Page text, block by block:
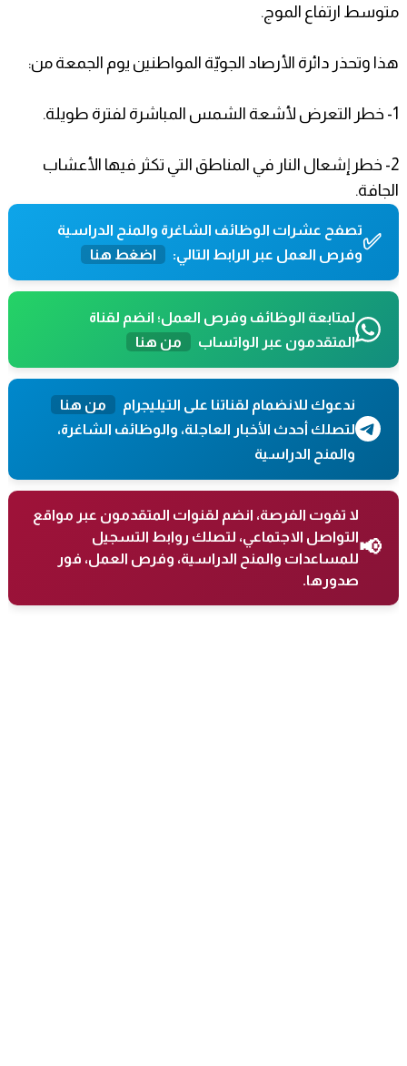
متوسط ارتفاع الموج.
هذا وتحذر دائرة الأرصاد الجويّة المواطنين يوم الجمعة من:
1- خطر التعرض لأشعة الشمس المباشرة لفترة طويلة.
2- خطر إشعال النار في المناطق التي تكثر فيها الأعشاب
الجافة.
✅تصفح عشرات الوظائف الشاغرة والمنح الدراسية
وفرص العمل عبر الرابط التالي:
اضغط هنا
لمتابعة الوظائف وفرص العمل؛ انضم لقناة
المتقدمون عبر الواتساب
من هنا
ندعوك للانضمام لقناتنا على التيليجرام
من هنا
لتصلك أحدث الأخبار العاجلة، والوظائف الشاغرة،
والمنح الدراسية
📢
لا تفوت الفرصة، انضم لقنوات المتقدمون عبر مواقع
التواصل الاجتماعي، لتصلك روابط التسجيل
للمساعدات والمنح الدراسية، وفرص العمل، فور
صدورها.